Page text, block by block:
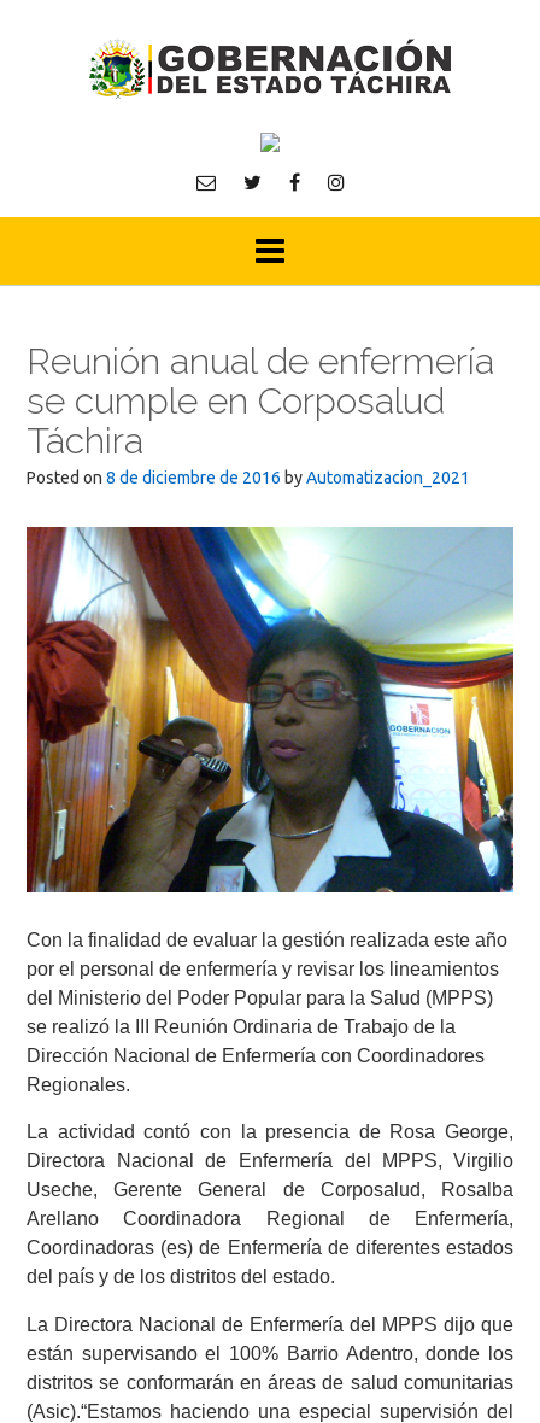
Reunión anual de enfermería
se cumple en Corposalud
Táchira
Posted on 8 de diciembre de 2016 byAutomatizacion_2021
Con la finalidad de evaluar la gestión realizada este año
por el personal de enfermería y revisar los lineamientos
del Ministerio del Poder Popular para la Salud (MPPS)
se realizó la III Reunión Ordinaria de Trabajo de la
Dirección Nacional de Enfermería con Coordinadores
Regionales.
La actividad contó con la presencia de Rosa George,
Directora Nacional de Enfermería del MPPS, Virgilio
Useche, Gerente General de Corposalud, Rosalba
Arellano Coordinadora Regional de Enfermería,
Coordinadoras (es) de Enfermería de diferentes estados
del país y de los distritos del estado.
La Directora Nacional de Enfermería del MPPS dijo que
están supervisando el 100% Barrio Adentro, donde los
distritos se conformarán en áreas de salud comunitarias
(Asic).“Estamos haciendo una especial supervisión del